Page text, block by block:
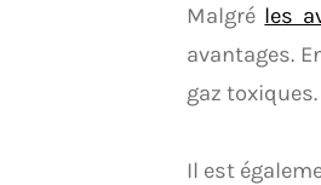
Malgré les
avantages.
gaz toxiques.
Il est